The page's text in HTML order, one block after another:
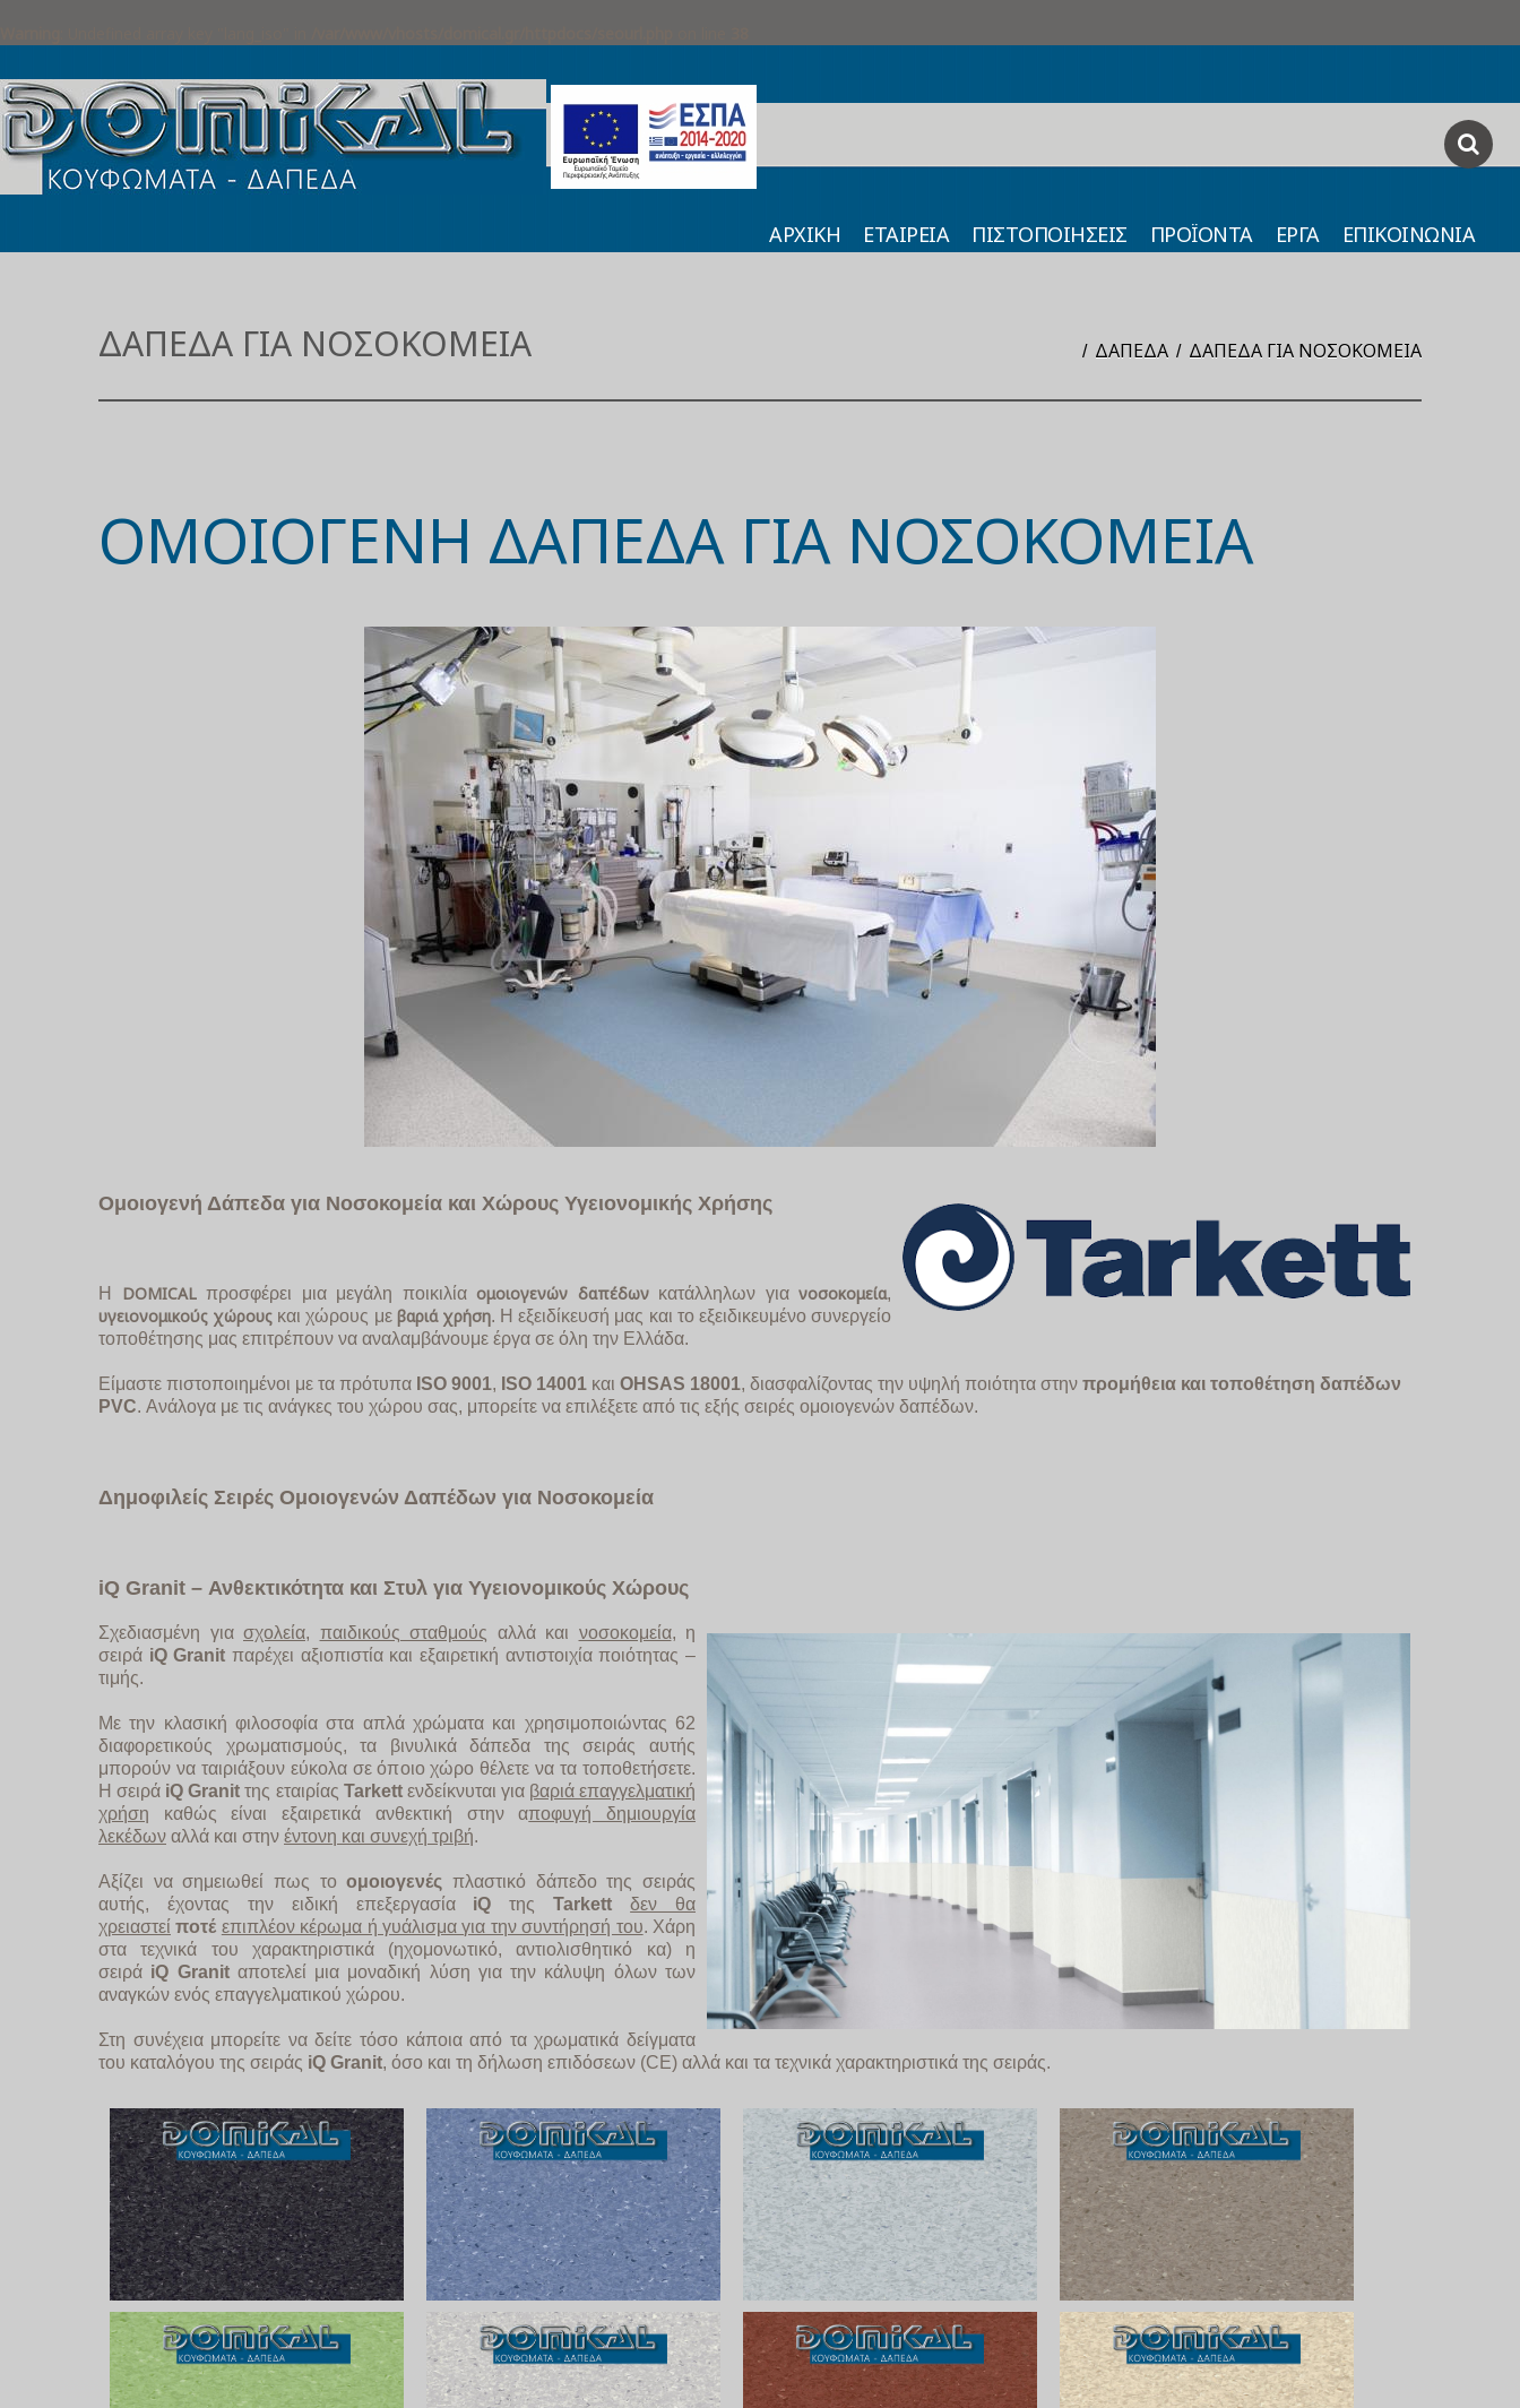
ΑΡΧΙΚΗ ΕΤΑΙΡΕΙΑ ΠΙΣΤΟΠΟΙΗΣΕΙΣ ΠΡΟΪΟΝΤΑ ΕΡΓΑ ΕΠΙΚΟΙΝΩΝΙΑ
ΔΆΠΕΔΑ ΓΙΑ ΝΟΣΟΚΟΜΕΊΑ ΔΆΠΕΔΑ ΔΆΠΕΔΑ ΓΙΑ ΝΟΣΟΚΟΜΕΊΑ
ΟΜΟΙΟΓΕΝΗ ΔΑΠΕΔΑ ΓΙΑ ΝΟΣΟΚΟΜΕΙΑ
Ομοιογενή Δάπεδα για Νοσοκομεία και Χώρους Υγειονομικής Χρήσης
Η DOMICALπροσφέρει μια μεγάλη ποικιλία ομοιογενών δαπέδωνκατάλληλων για νοσοκομεία,
υγειονομικούς χώρους και χώρους με βαριά χρήση. Η εξειδίκευσή μας και το εξειδικευμένο συνεργείο
τοποθέτησης μας επιτρέπουν να αναλαμβάνουμε έργα σε όλη την Ελλάδα.
Είμαστε πιστοποιημένοι με τα πρότυπα ISO 9001, ISO 14001 και OHSAS 18001, διασφαλίζοντας την υψηλή ποιότητα στην προμήθεια και τοποθέτηση δαπέδων
PVC. Ανάλογα με τις ανάγκες του χώρου σας, μπορείτε να επιλέξετε από τις εξής σειρές ομοιογενών δαπέδων.
Δημοφιλείς Σειρές Ομοιογενών Δαπέδων για Νοσοκομεία
iQ Granit – Ανθεκτικότητα και Στυλ για Υγειονομικούς Χώρους
Σχεδιασμένη για σχολεία, παιδικούς σταθμούς αλλά και νοσοκομεία, η
σειρά iQ Granit παρέχει αξιοπιστία και εξαιρετική αντιστοιχία ποιότητας –
τιμής.
Με την κλασική φιλοσοφία στα απλά χρώματα και χρησιμοποιώντας 62
διαφορετικούς χρωματισμούς, τα βινυλικά δάπεδα της σειράς αυτής
μπορούν να ταιριάξουν εύκολα σε όποιο χώρο θέλετε να τα τοποθετήσετε.
Η σειρά iQ Granitτης εταιρίας Tarkettενδείκνυται για βαριά επαγγελματική
χρήση καθώς είναι εξαιρετικά ανθεκτική στην αποφυγή δημιουργία
λεκέδων αλλά και στην έντονη και συνεχή τριβή.
Αξίζει να σημειωθεί πως τοομοιογενές πλαστικό δάπεδο της σειράς
αυτής, έχοντας την ειδική επεξεργασία iQ τηςTarkett
δεν θα
χρειαστεί ποτέ επιπλέον κέρωμα ή γυάλισμα για την συντήρησή του. Χάρη
στα τεχνικά του χαρακτηριστικά (ηχομονωτικό, αντιολισθητικό κα) η
σειρά iQ Granit αποτελεί μια μοναδική λύση για την κάλυψη όλων των
αναγκών ενός επαγγελματικού χώρου.
Στη συνέχεια μπορείτε να δείτε τόσο κάποια από τα χρωματικά δείγματα
του καταλόγου της σειράς iQ Granit, όσο και τη δήλωση επιδόσεων (CE) αλλά και τα τεχνικά χαρακτηριστικά της σειράς.